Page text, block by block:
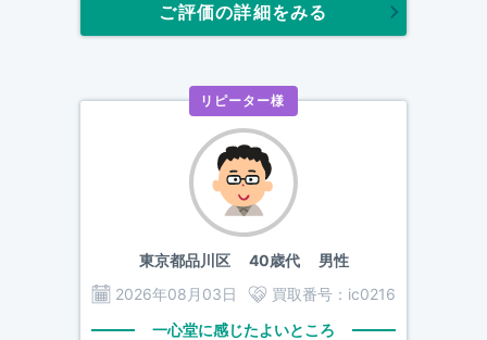
ご評価の詳細をみる
リピーター様
東京都品川区40歳代 男性
2026年08月03日
買取番号： ic0216
一心堂に感じたよいところ